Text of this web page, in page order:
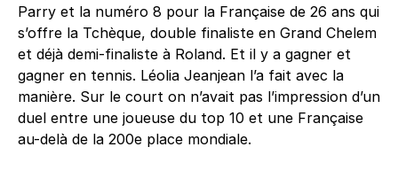
Parry et la numéro 8 pour la Française de 26 ans qui
s’offre la Tchèque, double finaliste en Grand Chelem
et déjà demi-finaliste à Roland. Et il y a gagner et
gagner en tennis. Léolia Jeanjean l’a fait avec la
manière. Sur le court on n’avait pas l’impression d’un
duel entre une joueuse du top 10 et une Française
au-delà de la 200e place mondiale.